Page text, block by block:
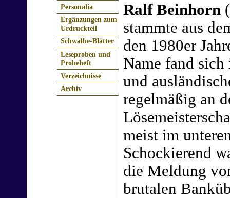
Personalia
Ergänzungen zum
Urdruckteil
Schwalbe-Blätter
Leseproben und
Probeheft
Verzeichnisse
Archiv
Ralf Beinhorn
stammte aus
den 1980er
Name fand
und
regelmäßig an
meist im
Schockierend
die Meldung
brutalen